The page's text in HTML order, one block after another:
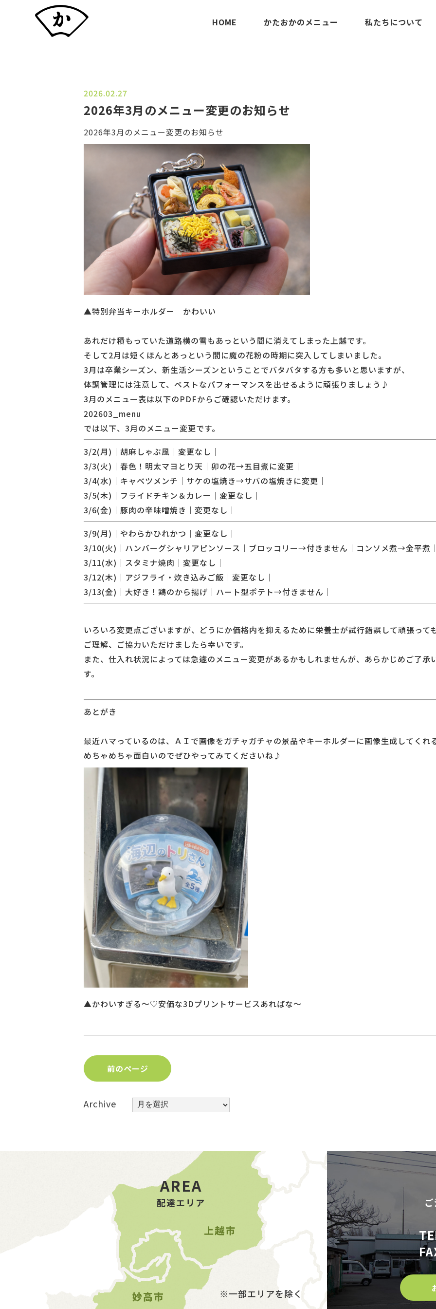
HOME かたおかのメニュー 私たちについて
2026.02.27
2026年3月のメニュー変更のお知らせ
2026年3月のメニュー変更のお知らせ
▲特別弁当キーホルダー かわいい
あれだけ積もっていた道路横の雪もあっという間に消えてしまった上越です。
そして2月は短くほんとあっという間に魔の花粉の時期に突入してしまいました。
3月は卒業シーズン、新生活シーズンということでバタバタする方も多いと思いますが、
体調管理には注意して、ベストなパフォーマンスを出せるように頑張りましょう♪
3月のメニュー表は以下のPDFからご確認いただけます。
202603_menu
では以下、3月のメニュー変更です。
3/2(月)｜胡麻しゃぶ風｜変更なし｜
3/3(火)｜春色！明太マヨとり天｜卯の花→五目煮に変更｜
3/4(水)｜キャベツメンチ｜サケの塩焼き→サバの塩焼きに変更｜
3/5(木)｜フライドチキン＆カレー｜変更なし｜
3/6(金)｜豚肉の辛味噌焼き｜変更なし｜
3/9(月)｜やわらかひれかつ｜変更なし｜
3/10(火)｜ハンバーグシャリアピンソース｜ブロッコリー→付きません｜コンソメ煮→金平煮｜
3/11(水)｜スタミナ焼肉｜変更なし｜
3/12(木)｜アジフライ・炊き込みご飯｜変更なし｜
3/13(金)｜大好き！鶏のから揚げ｜ハート型ポテト→付きません｜
いろいろ変更点ございますが、どうにか価格内を抑えるために栄養士が試行錯誤して頑張って
ご理解、ご協力いただけましたら幸いです。
また、仕入れ状況によっては急遽のメニュー変更があるかもしれませんが、あらかじめご了承
す。
あとがき
最近ハマっているのは、ＡＩで画像をガチャガチャの景品やキーホルダーに画像生成してくれ
めちゃめちゃ面白いのでぜひやってみてくださいね♪
▲かわいすぎる～♡安価な3Dプリントサービスあればな～
前のページ
Archive Archive
AREA
配達エリア
※一部エリアを除く